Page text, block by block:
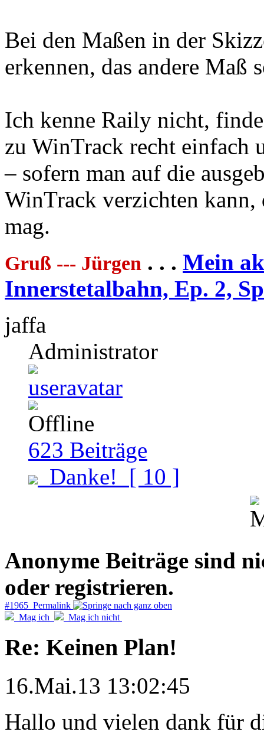
Bei den Maßen in der
erkennen, das andere Maß
Ich kenne Raily nicht,
zu WinTrack recht einfach
– sofern man auf die
WinTrack verzichten
mag.
Gruß --- Jürgen . . . Mein
Innerstetalbahn, Ep. 2,
jaffa
Administrator
623 Beiträge
Danke! [ 10 ]
Anonyme Beiträge sind
oder registrieren.
#1965 Permalink
Mag ich
Mag ich nicht
Re: Keinen Plan!
16.Mai.13 13:02:45
Hallo und vielen dank für